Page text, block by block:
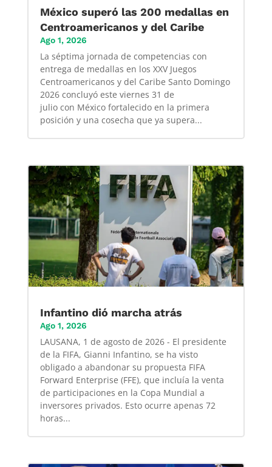
México superó las 200 medallas en
Centroamericanos y del Caribe
Ago 1, 2026
La séptima jornada de competencias con
entrega de medallas en los XXV Juegos
Centroamericanos y del Caribe Santo Domingo
2026 concluyó este viernes 31 de
julio con México fortalecido en la primera
posición y una cosecha que ya supera...
Infantino dió marcha atrás
Ago 1, 2026
LAUSANA, 1 de agosto de 2026 - El presidente
de la FIFA, Gianni Infantino, se ha visto
obligado a abandonar su propuesta FIFA
Forward Enterprise (FFE), que incluía la venta
de participaciones en la Copa Mundial a
inversores privados. Esto ocurre apenas 72
horas...